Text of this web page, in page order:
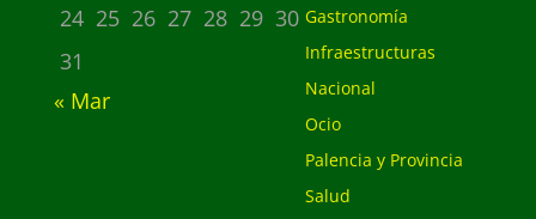
24 25 26 27 28 29 30
31
« Mar
Gastronomía
Infraestructuras
Nacional
Ocio
Palencia y Provincia
Salud